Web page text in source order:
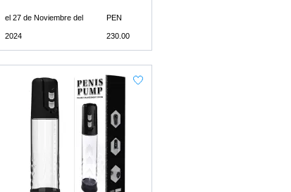
el 27 de Noviembre del
2024
PEN
230.00